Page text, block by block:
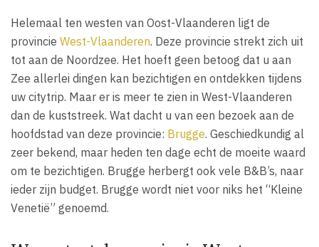
Helemaal ten westen van Oost-Vlaanderen ligt de
provincie West-Vlaanderen. Deze provincie strekt zich uit
tot aan de Noordzee. Het hoeft geen betoog dat u aan
Zee allerlei dingen kan bezichtigen en ontdekken tijdens
uw citytrip. Maar er is meer te zien in West-Vlaanderen
dan de kuststreek. Wat dacht u van een bezoek aan de
hoofdstad van deze provincie: Brugge. Geschiedkundig al
zeer bekend, maar heden ten dage echt de moeite waard
om te bezichtigen. Brugge herbergt ook vele B&B’s, naar
ieder zijn budget. Brugge wordt niet voor niks het “Kleine
Venetië” genoemd.